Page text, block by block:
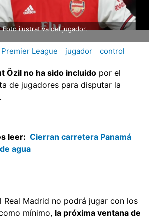
Foto ilustrativa del jugador.
Premier League jugador control
Özil no ha sido incluido por el
de jugadores para disputar la
leer: Cierran carretera Panamá
agua
Real Madrid no podrá jugar con los
mínimo, la próxima ventana de